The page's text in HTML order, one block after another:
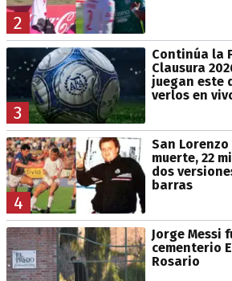
2
3
Continúa la
Clausura
juegan este
verlos en
4
San Lorenzo
muerte, 22
dos
barras
Jorge Messi
cementerio
Rosario